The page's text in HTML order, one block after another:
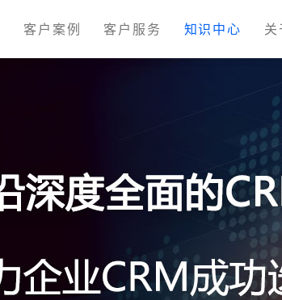
客户案例 客户服务 知识中心 关